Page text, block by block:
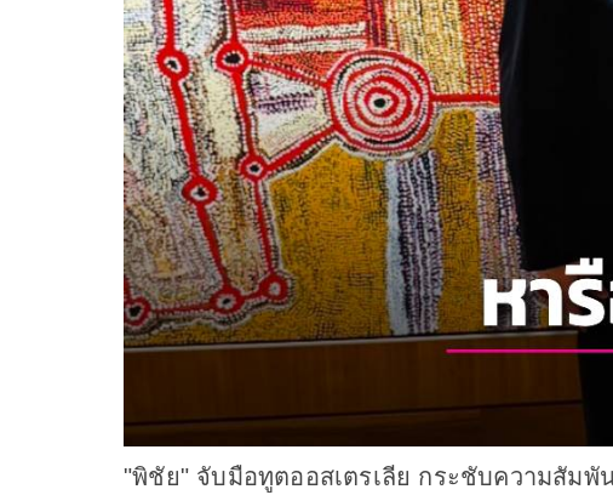
"พิชัย" จับมือทูตออสเตรเลีย กระชับความสัม